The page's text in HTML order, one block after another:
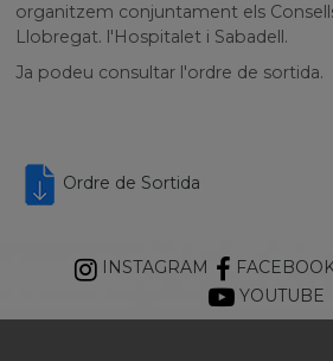
organitzem conjuntament els
Llobregat. l'Hospitalet i Sabadell.
Ja podeu consultar l'ordre de sortida.
Ordre de Sortida
INSTAGRAM
YOUTUBE